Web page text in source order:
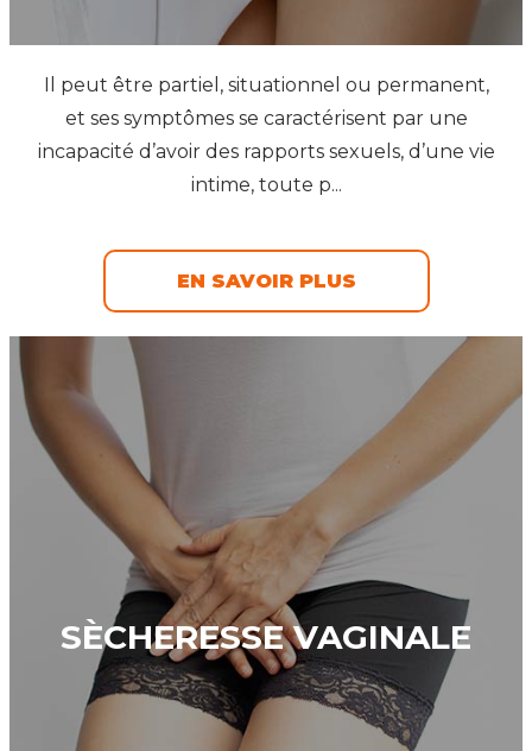
Il peut être partiel, situationnel ou permanent,
et ses symptômes se caractérisent par une
incapacité d’avoir des rapports sexuels, d’une vie
intime, toute p...
EN SAVOIR PLUS
SÈCHERESSE VAGINALE